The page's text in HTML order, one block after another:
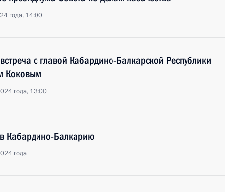
года, 14:00
с главой Кабардино-Балкарской Республики
Коковым
года, 13:00
Кабардино-Балкарию
года